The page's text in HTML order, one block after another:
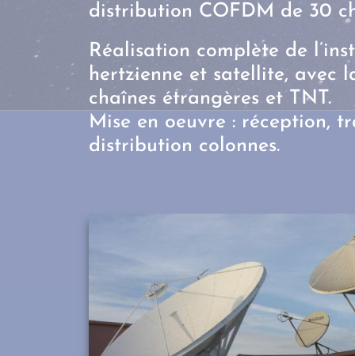
distribution COFDM de 30
Réalisation complète de
hertzienne et satellite, avec
chaînes étrangères et TNT.
Mise en oeuvre : réception,
distribution colonnes.